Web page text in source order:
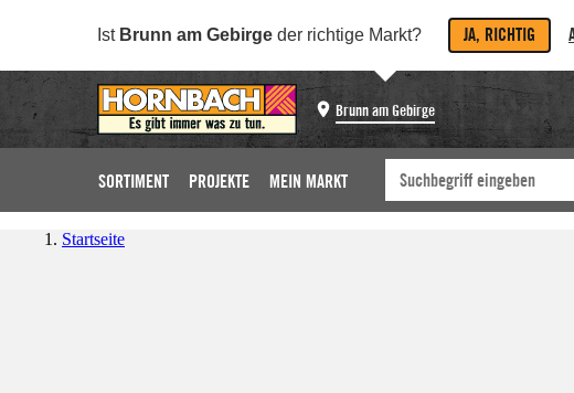
Ist Brunn am Gebirge der richtige Markt? JA, RICHTIG
Brunn am Gebirge
SORTIMENT PROJEKTE MEIN MARKT
Startseite